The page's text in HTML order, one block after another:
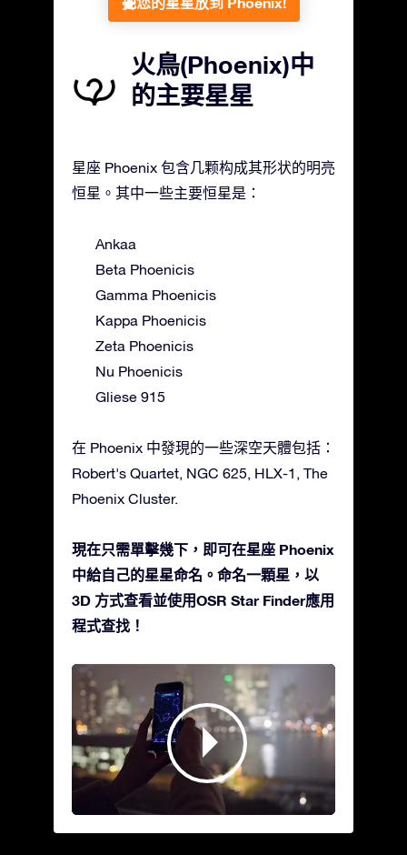
火鳥(Phoenix)中
的主要星星
星座 Phoenix 包含几颗构成其形状的明亮
恒星。其中一些主要恒星是：
Ankaa
Beta Phoenicis
Gamma Phoenicis
Kappa Phoenicis
Zeta Phoenicis
Nu Phoenicis
Gliese 915
在 Phoenix 中發現的一些深空天體包括：
Robert's Quartet, NGC 625, HLX-1, The
Phoenix Cluster.
現在只需單擊幾下，即可在星座 Phoenix
中給自己的星星命名。命名一顆星，以
3D 方式查看並使用OSR Star Finder應用
程式查找！